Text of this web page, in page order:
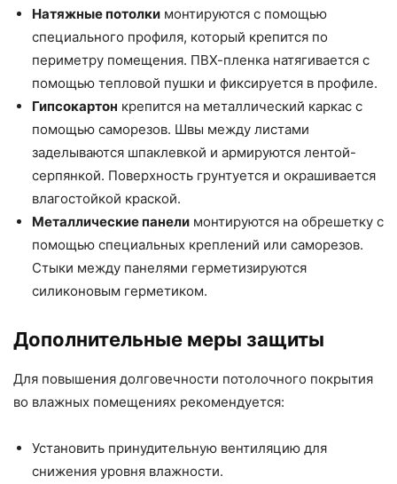
Натяжные потолки монтируются с помощью
специального профиля, который крепится по
периметру помещения. ПВХ-пленка натягивается с
помощью тепловой пушки и фиксируется в профиле.
Гипсокартон крепится на металлический каркас с
помощью саморезов. Швы между листами
заделываются шпаклевкой и армируются лентой-
серпянкой. Поверхность грунтуется и окрашивается
влагостойкой краской.
Металлические панели монтируются на обрешетку с
помощью специальных креплений или саморезов.
Стыки между панелями герметизируются
силиконовым герметиком.
Дополнительные меры защиты
Для повышения долговечности потолочного покрытия
во влажных помещениях рекомендуется:
Установить принудительную вентиляцию для
снижения уровня влажности.